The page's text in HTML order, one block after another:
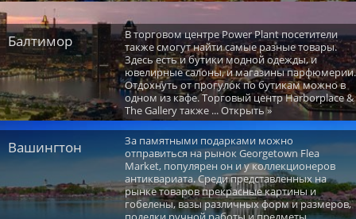
Балтимор
В торговом центре Power Plant посетители
также смогут найти самые разные товары.
Здесь есть и бутики модной одежды, и
ювелирные салоны, и магазины парфюмерии.
Отдохнуть от прогулок по бутикам можно в
одном из кафе. Торговый центр Harborplace &
The Gallery также ... Открыть »
Вашингтон
За памятными подарками можно
отправиться на рынок Georgetown Flea
Market, популярен он и у коллекционеров
антиквариата. Среди представленных на
рынке товаров прекрасные картины и
гобелены, вазы различных форм и размеров,